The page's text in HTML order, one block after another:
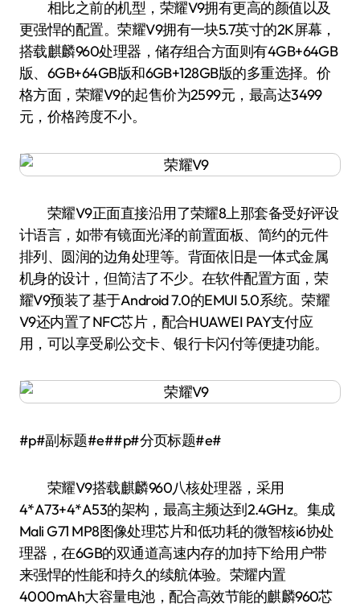
相比之前的机型，荣耀V9拥有更高的颜值以及
更强悍的配置。荣耀V9拥有一块5.7英寸的2K屏幕，
搭载麒麟960处理器，储存组合方面则有4GB+64GB
版、6GB+64GB版和6GB+128GB版的多重选择。价
格方面，荣耀V9的起售价为2599元，最高达3499
元，价格跨度不小。
荣耀V9正面直接沿用了荣耀8上那套备受好评设
计语言，如带有镜面光泽的前置面板、简约的元件
排列、圆润的边角处理等。背面依旧是一体式金属
机身的设计，但简洁了不少。在软件配置方面，荣
耀V9预装了基于Android 7.0的EMUI 5.0系统。荣耀
V9还内置了NFC芯片，配合HUAWEI PAY支付应
用，可以享受刷公交卡、银行卡闪付等便捷功能。
#p#副标题#e##p#分页标题#e#
荣耀V9搭载麒麟960八核处理器，采用
4*A73+4*A53的架构，最高主频达到2.4GHz。集成
Mali G71 MP8图像处理芯片和低功耗的微智核i6协处
理器，在6GB的双通道高速内存的加持下给用户带
来强悍的性能和持久的续航体验。荣耀内置
4000mAh大容量电池，配合高效节能的麒麟960芯